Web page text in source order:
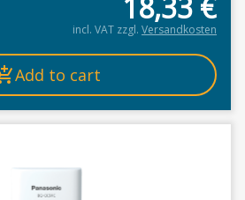
incl. VAT zzgl. Versandkosten
Add to cart